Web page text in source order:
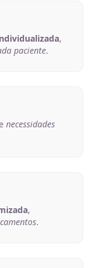
,
paciente.
necessidades
,
.